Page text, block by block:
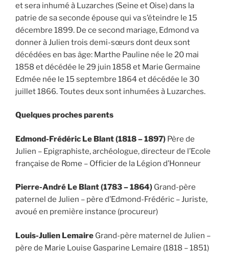
et sera inhumé à Luzarches (Seine et Oise) dans la
patrie de sa seconde épouse qui va s’éteindre le 15
décembre 1899. De ce second mariage, Edmond va
donner à Julien trois demi-sœurs dont deux sont
décédées en bas âge: Marthe Pauline née le 20 mai
1858 et décédée le 29 juin 1858 et Marie Germaine
Edmée née le 15 septembre 1864 et décédée le 30
juillet 1866. Toutes deux sont inhumées à Luzarches.
Quelques proches parents
Edmond-Frédéric Le Blant (1818 – 1897) Père de
Julien – Epigraphiste, archéologue, directeur de l’Ecole
française de Rome – Officier de la Légion d’Honneur
Pierre-André Le Blant (1783 – 1864) Grand-père
paternel de Julien – père d’Edmond-Frédéric – Juriste,
avoué en première instance (procureur)
Louis-Julien Lemaire Grand-père maternel de Julien –
père de Marie Louise Gasparine Lemaire (1818 – 1851)